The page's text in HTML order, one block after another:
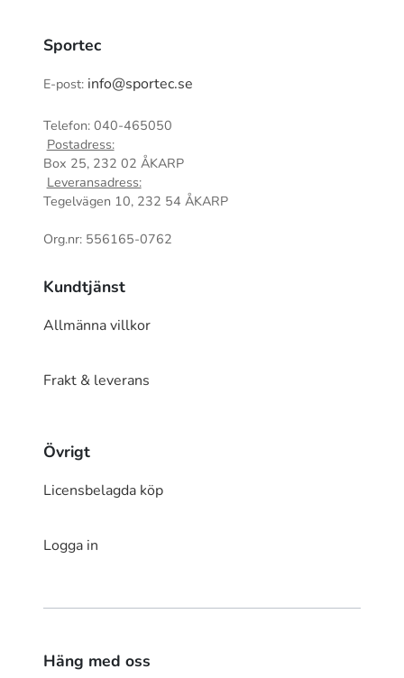
Sportec
E-post: info@sportec.se
Telefon: 040-465050
Postadress:
Box 25, 232 02 ÅKARP
Leveransadress:
Tegelvägen 10, 232 54 ÅKARP
Org.nr: 556165-0762
Kundtjänst
Allmänna villkor
Frakt & leverans
Övrigt
Licensbelagda köp
Logga in
Häng med oss